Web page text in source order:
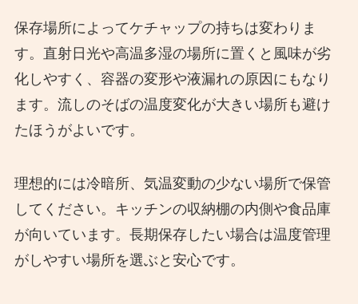
保存場所によってケチャップの持ちは変わりま
す。直射日光や高温多湿の場所に置くと風味が劣
化しやすく、容器の変形や液漏れの原因にもなり
ます。流しのそばの温度変化が大きい場所も避け
たほうがよいです。
理想的には冷暗所、気温変動の少ない場所で保管
してください。キッチンの収納棚の内側や食品庫
が向いています。長期保存したい場合は温度管理
がしやすい場所を選ぶと安心です。